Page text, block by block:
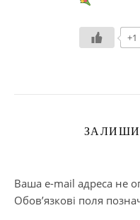
+1
Ваша e-mail адреса не
Обов’язкові поля